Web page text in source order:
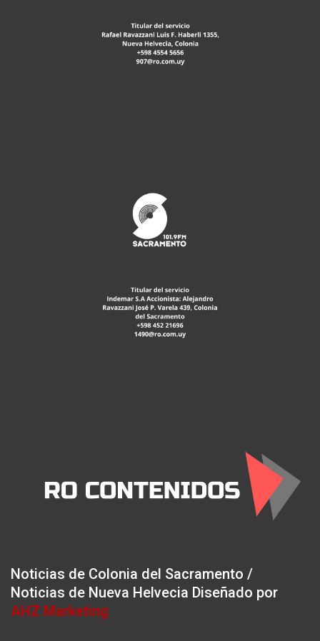
Noticias de Colonia del Sacramento /
Noticias de Nueva Helvecia Diseñado por
AHZ Marketing